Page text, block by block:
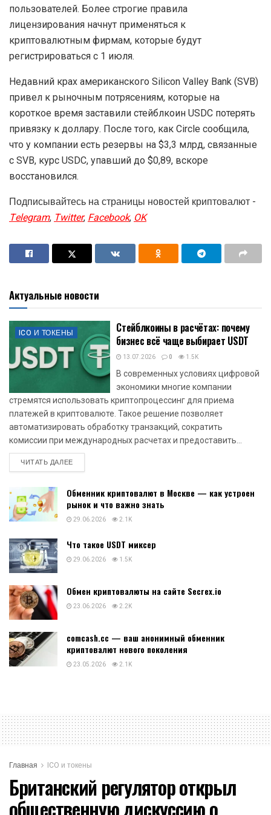
пользователей. Более строгие правила
лицензирования начнут применяться к
криптовалютным фирмам, которые будут
регистрироваться с 1 июля.
Недавний крах американского Silicon Valley Bank (SVB)
привел к рыночным потрясениям, которые на
короткое время заставили стейблкоин USDC потерять
привязку к доллару. После того, как Circle сообщила,
что у компании есть резервы на $3,3 млрд, связанные
с SVB, курс USDC, упавший до $0,89, вскоре
восстановился.
Подписывайтесь на страницы новостей криптовалют -
Telegram,Twitter,Facebook,OK
Актуальные новости
ICO И ТОКЕНЫ
Стейблкоины в расчётах: почему
бизнес всё чаще выбирает USDT
13.07.2026 0 1.5K
В современных условиях цифровой
экономики многие компании
стремятся использовать криптопроцессинг для приема
платежей в криптовалюте. Такое решение позволяет
автоматизировать обработку транзакций, сократить
комиссии при международных расчетах и предоставить...
ЧИТАТЬ ДАЛЕЕDETAILS
Обменник криптовалют в Москве — как устроен
рынок и что важно знать
29.06.2026 2.1K
Что такое USDT миксер
29.06.2026 1.5K
Обмен криптовалюты на сайте Secrex.io
23.06.2026 2.2K
comcash.cc — ваш анонимный обменник
криптовалют нового поколения
23.05.2026 2.1K
Главная ICO и токены
Британский регулятор открыл
общественную дискуссию о